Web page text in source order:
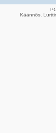
Käännös,